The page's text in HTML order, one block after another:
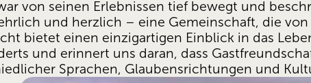
von seinen Erlebnissen tief bewegt und
und herzlich – eine Gemeinschaft, die
bietet einen einzigartigen Einblick in das
und erinnert uns daran, dass
Sprachen, Glaubensrichtungen und